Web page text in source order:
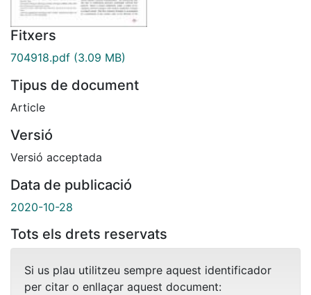
Fitxers
704918.pdf (3.09 MB)
Tipus de document
Article
Versió
Versió acceptada
Data de publicació
2020-10-28
Tots els drets reservats
Si us plau utilitzeu sempre aquest identificador
per citar o enllaçar aquest document: